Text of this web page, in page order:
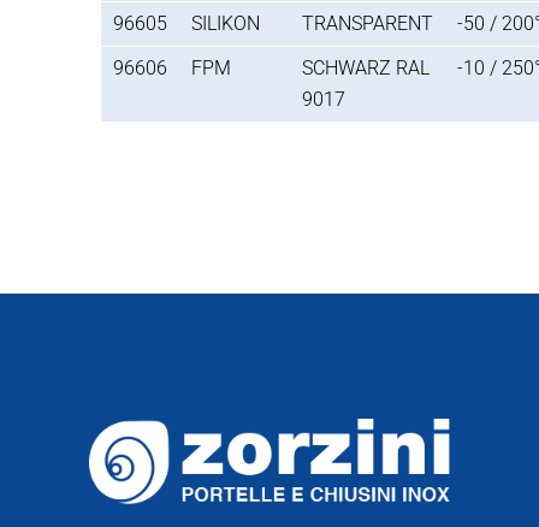
96605 SILIKON TRANSPARENT
-50 /
96606
FPM SCHWARZ RAL
9017
-10 /